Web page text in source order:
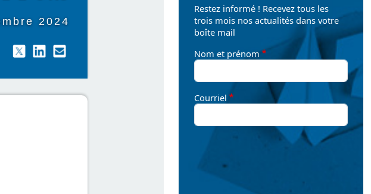
2024
Restez informé ! Recevez tous les
trois mois nos actualités dans votre
boîte mail
Nom et prénom
Courriel